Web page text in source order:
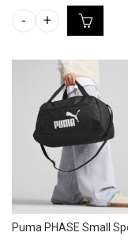
Puma Essentials